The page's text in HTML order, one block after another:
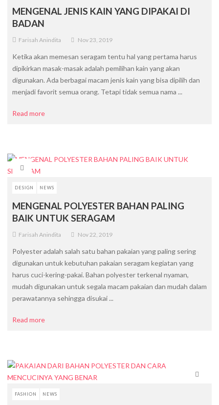
MENGENAL JENIS KAIN YANG DIPAKAI DI
BADAN
Farisah Anindita Nov 23, 2019
Ketika akan memesan seragam tentu hal yang pertama harus
dipikirkan masak-masak adalah pemilihan kain yang akan
digunakan. Ada berbagai macam jenis kain yang bisa dipilih dan
menjadi favorit semua orang. Tetapi tidak semua nama ...
Read more
DESIGN NEWS
MENGENAL POLYESTER BAHAN PALING
BAIK UNTUK SERAGAM
Farisah Anindita Nov 22, 2019
Polyester adalah salah satu bahan pakaian yang paling sering
digunakan untuk kebutuhan pakaian seragam kegiatan yang
harus cuci-kering-pakai. Bahan polyester terkenal nyaman,
mudah digunakan untuk segala macam pakaian dan mudah dalam
perawatannya sehingga disukai ...
Read more
FASHION NEWS